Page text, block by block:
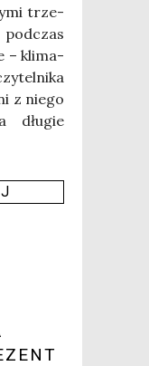
trze­
– kli­ma­
z nie­go
dłu­gie